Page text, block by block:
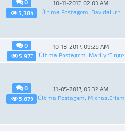
0
5,384
10-11-2017, 02:03 AM
Última Postagem: Davidalurn
0
5,977
10-18-2017, 09:26 AM
Última Postagem: MarilynTinge
0
5,679
11-05-2017, 05:32 AM
Última Postagem: MichaslCrism